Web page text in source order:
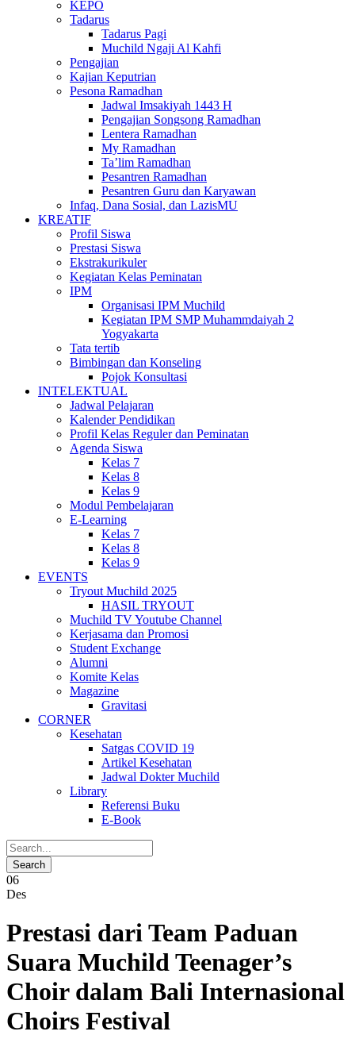
KEPO
Tadarus
Tadarus Pagi
Muchild Ngaji Al Kahfi
Pengajian
Kajian Keputrian
Pesona Ramadhan
Jadwal Imsakiyah 1443 H
Pengajian Songsong Ramadhan
Lentera Ramadhan
My Ramadhan
Ta’lim Ramadhan
Pesantren Ramadhan
Pesantren Guru dan Karyawan
Infaq, Dana Sosial, dan LazisMU
KREATIF
Profil Siswa
Prestasi Siswa
Ekstrakurikuler
Kegiatan Kelas Peminatan
IPM
Organisasi IPM Muchild
Kegiatan IPM SMP Muhammdaiyah 2
Yogyakarta
Tata tertib
Bimbingan dan Konseling
Pojok Konsultasi
INTELEKTUAL
Jadwal Pelajaran
Kalender Pendidikan
Profil Kelas Reguler dan Peminatan
Agenda Siswa
Kelas 7
Kelas 8
Kelas 9
Modul Pembelajaran
E-Learning
Kelas 7
Kelas 8
Kelas 9
EVENTS
Tryout Muchild 2025
HASIL TRYOUT
Muchild TV Youtube Channel
Kerjasama dan Promosi
Student Exchange
Alumni
Komite Kelas
Magazine
Gravitasi
CORNER
Kesehatan
Satgas COVID 19
Artikel Kesehatan
Jadwal Dokter Muchild
Library
Referensi Buku
E-Book
06
Des
Prestasi dari Team Paduan
Suara Muchild Teenager’s
Choir dalam Bali Internasional
Choirs Festival